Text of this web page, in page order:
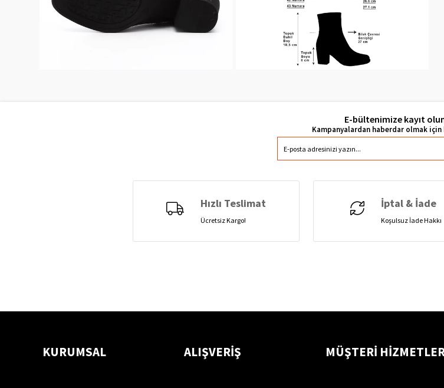
E-bültenimize kayıt
Hızlı Teslimat
Ücretsiz Kargo!
İptal & İade
Koşulsuz İade Hakkı
KURUMSAL ALIŞVERİŞ MÜŞTERİ